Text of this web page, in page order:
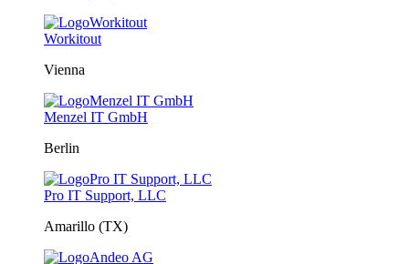
Workitout
Vienna
Menzel IT GmbH
Berlin
Pro IT Support, LLC
Amarillo (TX)